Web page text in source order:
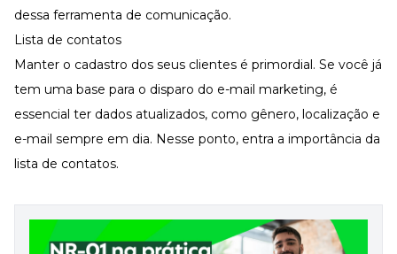
dessa ferramenta de comunicação.
Lista de contatos
Manter o cadastro dos seus clientes é primordial. Se você já
tem uma base para o disparo do e-mail marketing, é
essencial ter dados atualizados, como gênero, localização e
e-mail sempre em dia. Nesse ponto, entra a importância da
lista de contatos.